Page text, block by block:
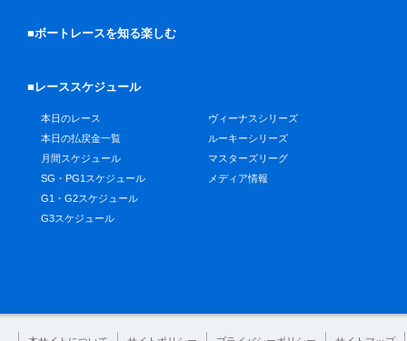
■ボートレースを知る楽しむ
■レーススケジュール
本日のレース
本日の払戻金一覧
月間スケジュール
SG・PG1スケジュール
G1・G2スケジュール
G3スケジュール
ヴィーナスシリーズ
ルーキーシリーズ
マスターズリーグ
メディア情報